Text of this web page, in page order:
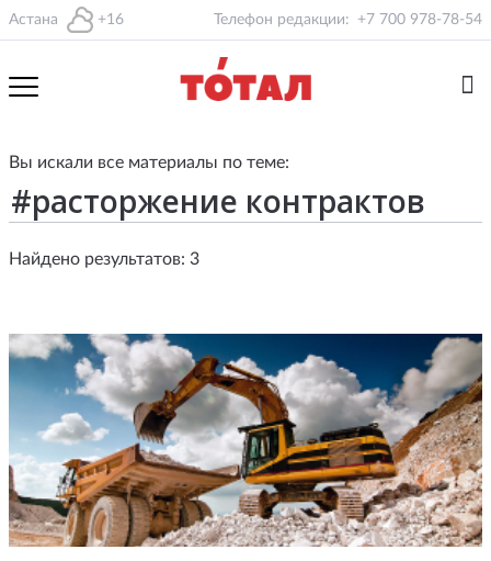
Астана +16 Телефон редакции: +7 700 978-78-54
Вы искали все материалы по теме:
Найдено результатов: 3